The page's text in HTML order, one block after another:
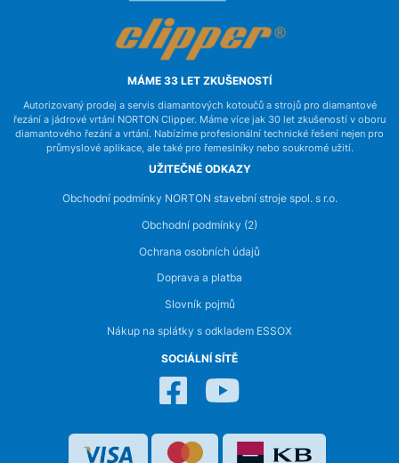
MÁME 33 LET ZKUŠENOSTÍ
Autorizovaný prodej a servis diamantových kotoučů a strojů pro diamantové
řezání a jádrové vrtání NORTON Clipper. Máme více jak 30 let zkušeností v oboru
diamantového řezání a vrtání. Nabízíme profesionální technické řešení nejen pro
průmyslové aplikace, ale také pro řemeslníky nebo soukromé užití.
UŽITEČNÉ ODKAZY
Obchodní podmínky NORTON stavební stroje spol. s r.o.
Obchodní podmínky (2)
Ochrana osobních údajů
Doprava a platba
Slovník pojmů
Nákup na splátky s odkladem ESSOX
SOCIÁLNÍ SÍTĚ